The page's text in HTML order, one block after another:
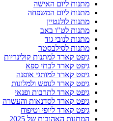
מתנות ליום האישה
מתנות ליום המשפחה
מתנות לולנטיין
מתנות לט"ו באב
מתנות לנובי גוד
מתנות לסילבסטר
גיפט קארד למתנות קולינריות
גיפט קארד לבתי ספא
גיפט קארד למותגי אופנה
גיפט קארד לנופש ולמלונות
גיפט קארד לתרבות ופנאי
גיפט קארד לסדנאות והעשרה
גיפט קארד ליופי וטיפוח
המתנות האהובות של 2025